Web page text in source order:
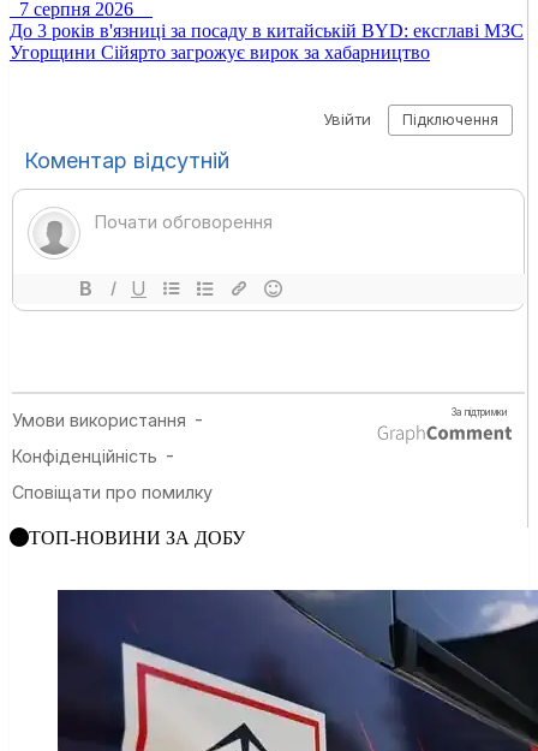
7 серпня 2026
До 3 років в'язниці за посаду в китайській BYD: ексглаві МЗС
Угорщини Сійярто загрожує вирок за хабарництво
ТОП-НОВИНИ ЗА ДОБУ